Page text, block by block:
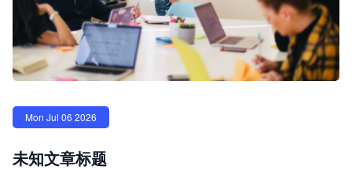
Mon Jul 06 2026
未知文章标题